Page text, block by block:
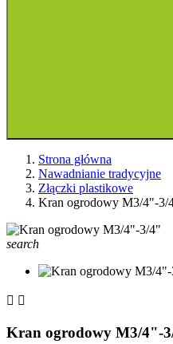
Strona główna
Nawadnianie tradycyjne
Złączki plastikowe
Kran ogrodowy M3/4"-3/
search
 
Kran ogrodowy M3/4"-